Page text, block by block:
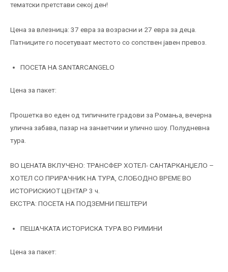
тематски претстави секој ден!
Цена за влезница: 37 евра за возрасни и 27 евра за деца.
Патниците го посетуваат местото со сопствен јавен превоз.
ПОСЕТА НА SANTARCANGELO
Цена за пакет:
Прошетка во еден од типичните градови за Ромања, вечерна
улична забава, пазар на занаетчии и улично шоу. Полудневна
тура.
ВО ЦЕНАТА ВКЛУЧЕНО: ТРАНСФЕР ХОТЕЛ- САНТАРКАНЏЕЛО –
ХОТЕЛ СО ПРИРАЧНИК НА ТУРА, СЛОБОДНО ВРЕМЕ ВО
ИСТОРИСКИОТ ЦЕНТАР 3 ч.
ЕКСТРА: ПОСЕТА НА ПОДЗЕМНИ ПЕШТЕРИ
ПЕШАЧКАТА ИСТОРИСКА ТУРА ВО РИМИНИ
Цена за пакет: